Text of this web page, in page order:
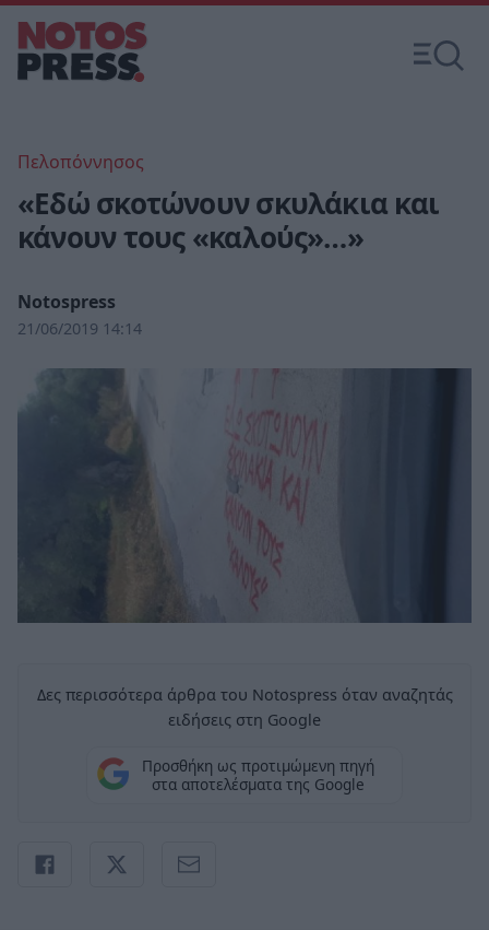
Πελοπόννησος
«Εδώ σκοτώνουν σκυλάκια και
κάνουν τους «καλούς»…»
Notospress
21/06/2019 14:14
Δες περισσότερα άρθρα του Notospress όταν αναζητάς
ειδήσεις στη Google
Προσθήκη ως προτιμώμενη πηγή
στα αποτελέσματα της Google